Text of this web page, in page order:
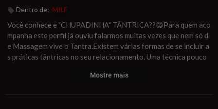
Dentro de: MILF
Você conhece e "CHUPADINHA" TÂNTRICA??😋Para quem aco
mpanha este perfil já ouviu falarmos muitas vezes que nem só d
e Massagem vive o Tantra.Existem várias formas de se incluir a
s práticas tântricas no seu relacionamento. Uma técnica pouco
or exemplo é realizada uma "chupada" no chitoris com objetivos
Mostre mais